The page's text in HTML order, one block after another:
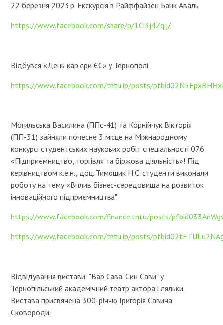
22 березня 2023 р. Екскурсія в Райффайзен Банк Аваль
https://www.facebook.com/share/p/1Ci3j4Zqij/
Відбувся «День кар’єри ЄС» у Тернополі
https://www.facebook.com/tntu.ip/posts/
Могильська Василина (ППс-41) та Корнійчук Вікторія
(ПП-31) зайняли почесне 3 місце на Міжнародному
конкурсі студентських наукових робіт спеціальності 076
«Підприємництво, торгівля та біржова діяльність»! Під
керівництвом к.е.н., доц. Тимошик Н.С. студенти виконали
роботу на тему «Вплив бізнес-середовища на розвиток
інноваційного підприємництва".
https://www.facebook.com/finance.tntu/posts/
https://www.facebook.com/tntu.ip/posts/
Відвідування вистави "Вар Сава. Син Сави" у
Тернопільський академічний театр актора і ляльки.
Вистава присвячена 300-річчю Григорія Савича
Сковороди.